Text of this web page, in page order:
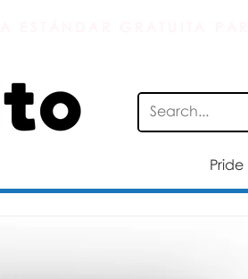
Pride